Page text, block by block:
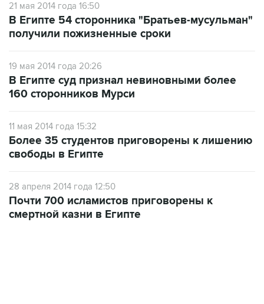
21 мая 2014 года 16:50
В Египте 54 сторонника "Братьев-мусульман"
получили пожизненные сроки
19 мая 2014 года 20:26
В Египте суд признал невиновными более
160 сторонников Мурси
11 мая 2014 года 15:32
Более 35 студентов приговорены к лишению
свободы в Египте
28 апреля 2014 года 12:50
Почти 700 исламистов приговорены к
смертной казни в Египте